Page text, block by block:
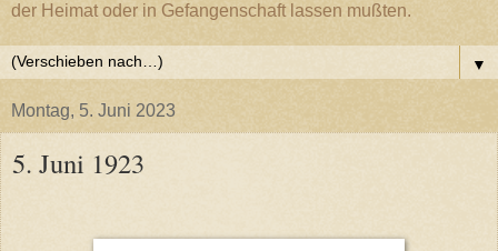
der Heimat oder in Gefangenschaft lassen mußten.
▼
Montag, 5. Juni 2023
5. Juni 1923